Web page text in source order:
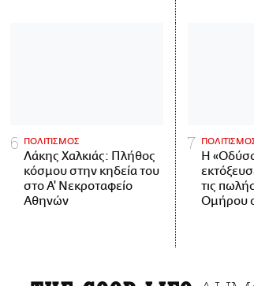
ΠΟΛΙΤΙΣΜΟΣ
Λάκης Χαλκιάς: Πλήθος
κόσμου στην κηδεία του
στο Α' Νεκροταφείο
Αθηνών
Η
τις
Ομήρου